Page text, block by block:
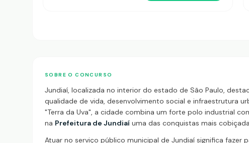
SOBRE O CONCURSO
Jundiaí, localizada no interior do estado de São Paulo,
qualidade de vida, desenvolvimento social e infraestrutura
"Terra da Uva", a cidade combina um forte polo industrial
na Prefeitura de Jundiaí uma das conquistas mais
Atuar no serviço público municipal de Jundiaí significa